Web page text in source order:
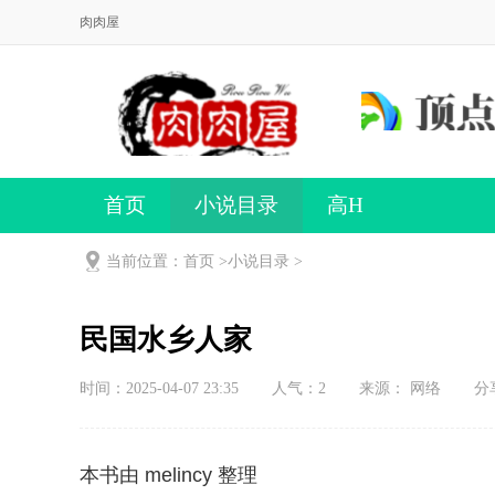
肉肉屋
首页 小说目录 高H
当前位置：首页 >小说目录 >
民国水乡人家
时间：2025-04-07 23:35 人气： 2 来源： 网络 分
本书由 melincy 整理